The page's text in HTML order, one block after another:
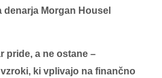
denarja Morgan Housel
pride, a ne ostane –
ki vplivajo na finančno